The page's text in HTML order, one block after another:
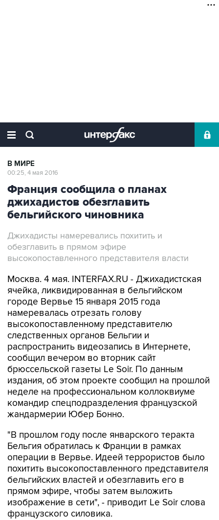
В МИРЕ
00:25, 4 мая 2016
Франция сообщила о планах
джихадистов обезглавить
бельгийского чиновника
Джихадисты намеревались похитить и
обезглавить в прямом эфире
высокопоставленного представителя власти
Москва. 4 мая. INTERFAX.RU - Джихадистская
ячейка, ликвидированная в бельгийском
городе Вервье 15 января 2015 года
намеревалась отрезать голову
высокопоставленному представителю
следственных органов Бельгии и
распространить видеозапись в Интернете,
сообщил вечером во вторник сайт
брюссельской газеты Le Soir. По данным
издания, об этом проекте сообщил на прошлой
неделе на профессиональном коллоквиуме
командир спецподразделения французской
жандармерии Юбер Бонно.
"В прошлом году после январского теракта
Бельгия обратилась к Франции в рамках
операции в Вервье. Идеей террористов было
похитить высокопоставленного представителя
бельгийских властей и обезглавить его в
прямом эфире, чтобы затем выложить
изображение в сети", - приводит Le Soir слова
французского силовика.